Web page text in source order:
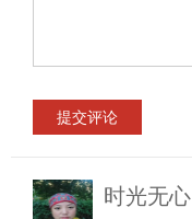
时光无心